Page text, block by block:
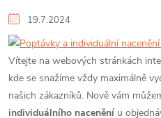
19.7.2024
Vítejte na webových stránkách
kde se snažíme vždy maximálně
našich zákazníků. Nově vám
individuálního nacenění u